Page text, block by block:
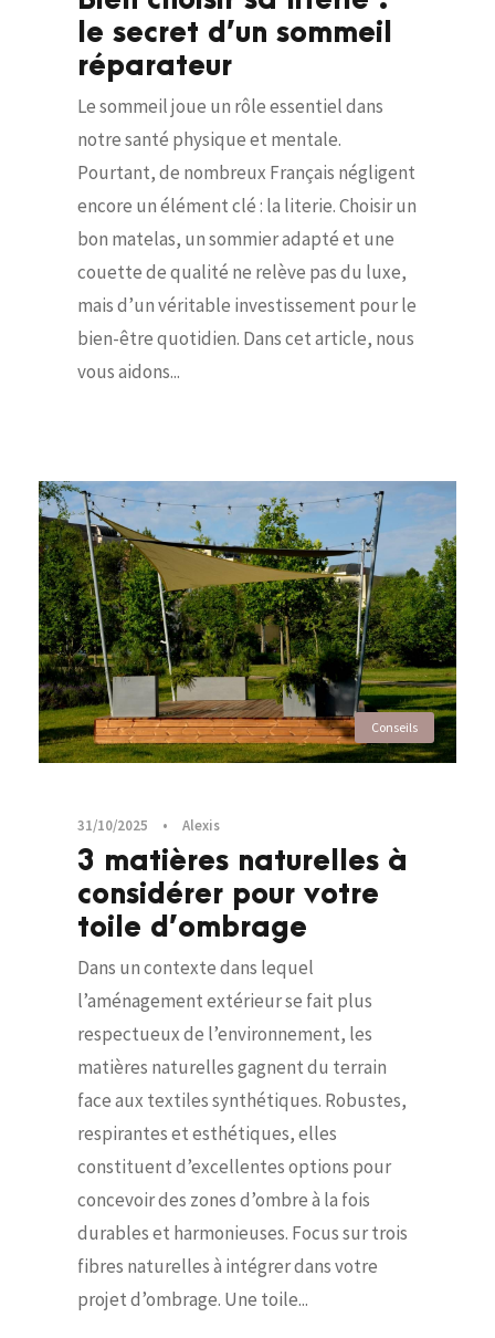
le secret d’un sommeil
réparateur
Le sommeil joue un rôle essentiel dans
notre santé physique et mentale.
Pourtant, de nombreux Français négligent
encore un élément clé : la literie. Choisir un
bon matelas, un sommier adapté et une
couette de qualité ne relève pas du luxe,
mais d’un véritable investissement pour le
bien-être quotidien. Dans cet article, nous
vous aidons...
Conseils
31/10/2025 • Alexis
3 matières naturelles à
considérer pour votre
toile d’ombrage
Dans un contexte dans lequel
l’aménagement extérieur se fait plus
respectueux de l’environnement, les
matières naturelles gagnent du terrain
face aux textiles synthétiques. Robustes,
respirantes et esthétiques, elles
constituent d’excellentes options pour
concevoir des zones d’ombre à la fois
durables et harmonieuses. Focus sur trois
fibres naturelles à intégrer dans votre
projet d’ombrage. Une toile...